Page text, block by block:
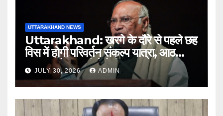
UTTARAKHAND NEWS
Uttarakhand: खरगे के दौरे से पहले छह
विस में होगी परिवर्तन संकल्प यात्रा, आठ
अगस्त को हल्द्वानी में रैली
JULY 30, 2026 ADMIN